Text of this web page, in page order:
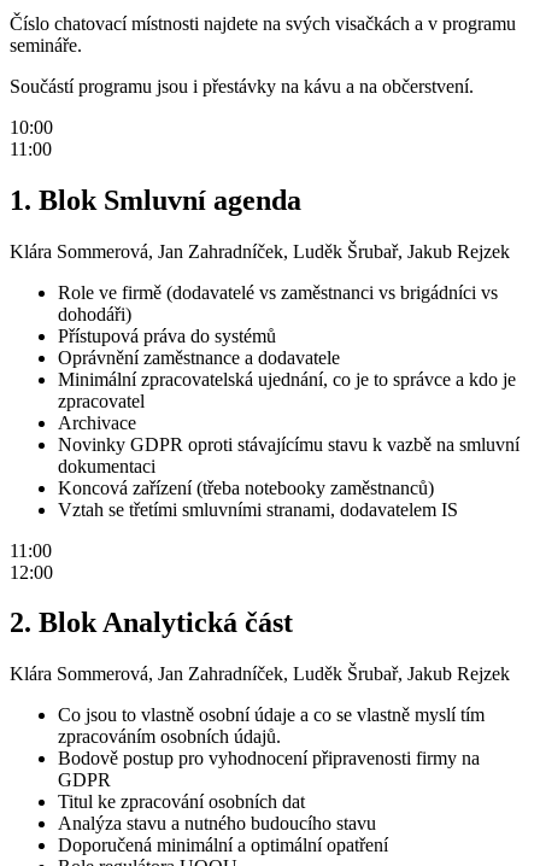
Číslo chatovací místnosti najdete na svých visačkách a v programu
semináře.
Součástí programu jsou i přestávky na kávu a na občerstvení.
10:00
11:00
1. Blok Smluvní agenda
Klára Sommerová, Jan Zahradníček, Luděk Šrubař, Jakub Rejzek
Role ve firmě (dodavatelé vs zaměstnanci vs brigádníci vs
dohodáři)
Přístupová práva do systémů
Oprávnění zaměstnance a dodavatele
Minimální zpracovatelská ujednání, co je to správce a kdo je
zpracovatel
Archivace
Novinky GDPR oproti stávajícímu stavu k vazbě na smluvní
dokumentaci
Koncová zařízení (třeba notebooky zaměstnanců)
Vztah se třetími smluvními stranami, dodavatelem IS
11:00
12:00
2. Blok Analytická část
Klára Sommerová, Jan Zahradníček, Luděk Šrubař, Jakub Rejzek
Co jsou to vlastně osobní údaje a co se vlastně myslí tím
zpracováním osobních údajů.
Bodově postup pro vyhodnocení připravenosti firmy na
GDPR
Titul ke zpracování osobních dat
Analýza stavu a nutného budoucího stavu
Doporučená minimální a optimální opatření